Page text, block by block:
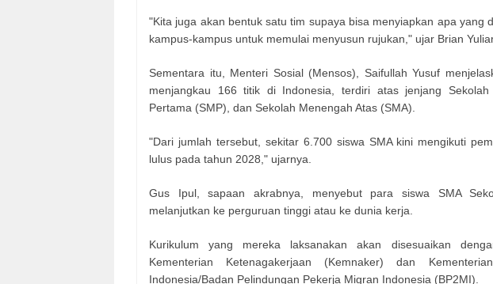
"Kita juga akan bentuk satu tim supaya bisa menyiapkan apa yang
kampus-kampus untuk memulai menyusun rujukan," ujar Brian
Sementara itu, Menteri Sosial (Mensos), Saifullah Yusuf
menjangkau 166 titik di Indonesia, terdiri atas jenjang
Pertama (SMP), dan Sekolah Menengah Atas (SMA).
"Dari jumlah tersebut, sekitar 6.700 siswa SMA kini mengikuti
lulus pada tahun 2028," ujarnya.
Gus Ipul, sapaan akrabnya, menyebut para siswa SMA
melanjutkan ke perguruan tinggi atau ke dunia kerja.
Kurikulum yang mereka laksanakan akan disesuaikan
Kementerian Ketenagakerjaan (Kemnaker) dan
Indonesia/Badan Pelindungan Pekerja Migran Indonesia (BP2MI).